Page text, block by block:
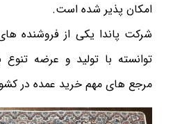
امکان پذیر شده است.
شرکت پاندا یکی از فروشنده
توانسته با تولید و عرضه تنوع
مرجع های مهم خرید عمده در